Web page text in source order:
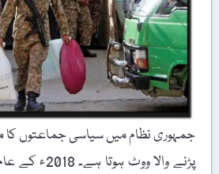
جمہوری نظام میں سیاسی جماعتوں کا
پڑنے والا ووٹ